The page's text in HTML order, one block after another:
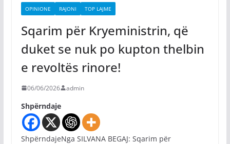
OPINIONE RAJONI TOP LAJME
Sqarim për Kryeministrin, që
duket se nuk po kupton thelbin
e revoltës rinore!
06/06/2026 admin
Shpërndaje
ShpërndajeNga SILVANA BEGAJ: Sqarim për